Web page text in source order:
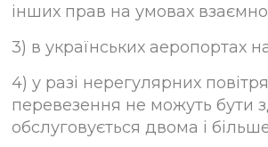
інших прав на умовах
3) в українських аеропортах
4) у разі нерегулярних
перевезення не можуть бути
обслуговується двома і